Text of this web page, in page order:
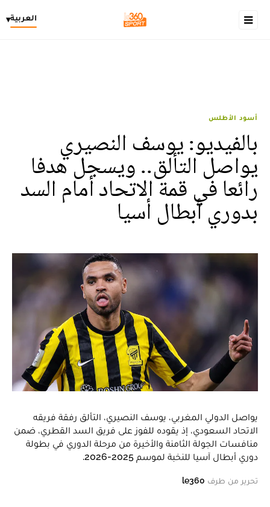
العربية▾
أسود الأطلس
بالفيديو: يوسف النصيري
يواصل التألق.. ويسجل هدفا
رائعا في قمة الاتحاد أمام السد
بدوري أبطال أسيا
يواصل الدولي المغربي، يوسف النصيري، التألق رفقة فريقه
الاتحاد السعودي، إذ يقوده للفوز على فريق السد القطري، ضمن
منافسات الجولة الثامنة والأخيرة من مرحلة الدوري في بطولة
دوري أبطال آسيا للنخبة لموسم 2025-2026.
تحرير من طرف le360